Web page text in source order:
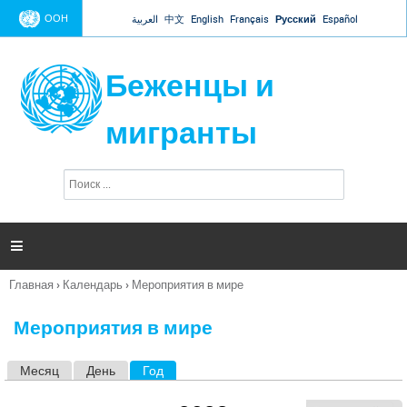
Jump to navigation
ООН العربية 中文 English Français Русский Español
Беженцы и
мигранты
п
и

Вы
Главная › Календарь › Мероприятия в мире
Мероприятия в мире
Месяц День Год